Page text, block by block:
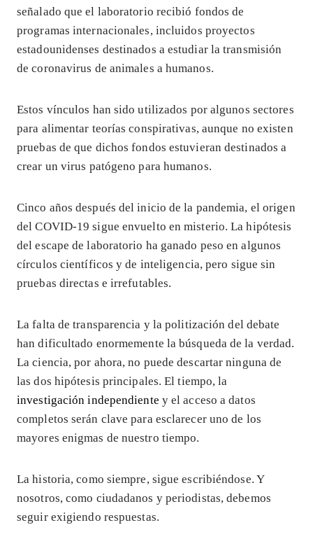
señalado que el laboratorio recibió fondos de
programas internacionales, incluidos proyectos
estadounidenses destinados a estudiar la transmisión
de coronavirus de animales a humanos.
Estos vínculos han sido utilizados por algunos sectores
para alimentar teorías conspirativas, aunque no existen
pruebas de que dichos fondos estuvieran destinados a
crear un virus patógeno para humanos.
Cinco años después del inicio de la pandemia, el origen
del COVID-19 sigue envuelto en misterio. La hipótesis
del escape de laboratorio ha ganado peso en algunos
círculos científicos y de inteligencia, pero sigue sin
pruebas directas e irrefutables.
La falta de transparencia y la politización del debate
han dificultado enormemente la búsqueda de la verdad.
La ciencia, por ahora, no puede descartar ninguna de
las dos hipótesis principales. El tiempo, la
investigación independiente y el acceso a datos
completos serán clave para esclarecer uno de los
mayores enigmas de nuestro tiempo.
La historia, como siempre, sigue escribiéndose. Y
nosotros, como ciudadanos y periodistas, debemos
seguir exigiendo respuestas.